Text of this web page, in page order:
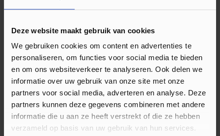
Deze website maakt gebruik van cookies
We gebruiken cookies om content en advertenties te
personaliseren, om functies voor social media te bieden
en om ons websiteverkeer te analyseren. Ook delen we
informatie over uw gebruik van onze site met onze
partners voor social media, adverteren en analyse. Deze
partners kunnen deze gegevens combineren met andere
informatie die u aan ze heeft verstrekt of die ze hebben
verzameld op basis van uw gebruik van hun services.
Omschrijving Plakplint RAL 9005 Zwart
23250
Plakplinten gebruikt u bij de afwerking van uw klik PVC en
of laminaat vloer. Deze type vloeren hebben namelijk
werkingsruimte nodig en leg je dus niet strak tegen de muur
of kozijnen. Deze ruimte kun je dan ook perfect afwerken
met een plakplint in bijpassende kleur van de vloer.Ze zijn
dus onmisbaar bij een nieuwe vloer. Naast dat het zorgt